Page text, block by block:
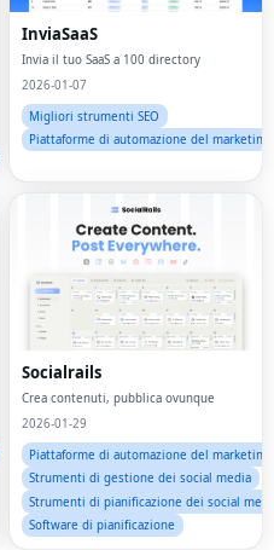
InviaSaaS
Invia il tuo SaaS a 100 directory
2026-01-07
Migliori strumenti SEO
Piattaforme di automazione del marketing
Socialrails
Crea contenuti, pubblica ovunque
2026-01-29
Piattaforme di automazione del marketing
Strumenti di gestione dei social media
Strumenti di pianificazione dei social
Software di pianificazione